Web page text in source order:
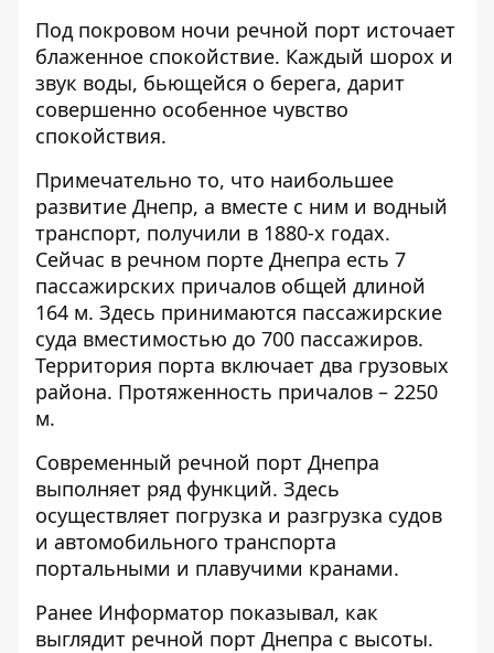
Под покровом ночи речной порт источает
блаженное спокойствие. Каждый шорох и
звук воды, бьющейся о берега, дарит
совершенно особенное чувство
спокойствия.
Примечательно то, что наибольшее
развитие Днепр, а вместе с ним и водный
транспорт, получили в 1880-х годах.
Сейчас в речном порте Днепра есть 7
пассажирских причалов общей длиной
164 м. Здесь принимаются пассажирские
суда вместимостью до 700 пассажиров.
Территория порта включает два грузовых
района. Протяженность причалов – 2250
м.
Современный речной порт Днепра
выполняет ряд функций. Здесь
осуществляет погрузка и разгрузка судов
и автомобильного транспорта
портальными и плавучими кранами.
Ранее Информатор показывал, как
выглядит речной порт Днепра с высоты.